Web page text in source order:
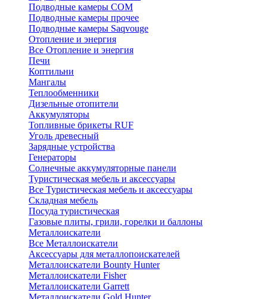
Подводные камеры СОМ
Подводные камеры прочее
Подводные камеры Saqvouge
Отопление и энергия
Все Отопление и энергия
Печи
Коптильни
Мангалы
Теплообменники
Дизельные отопители
Аккумуляторы
Топливные брикеты RUF
Уголь древесный
Зарядные устройства
Генераторы
Солнечные аккумуляторные панели
Туристическая мебель и аксессуары
Все Туристическая мебель и аксессуары
Складная мебель
Посуда туристическая
Газовые плиты, грили, горелки и баллоны
Металлоискатели
Все Металлоискатели
Аксессуары для металлопоискателей
Металлоискатели Bounty Hunter
Металлоискатели Fisher
Металлоискатели Garrett
Металлоискатели Gold Hunter